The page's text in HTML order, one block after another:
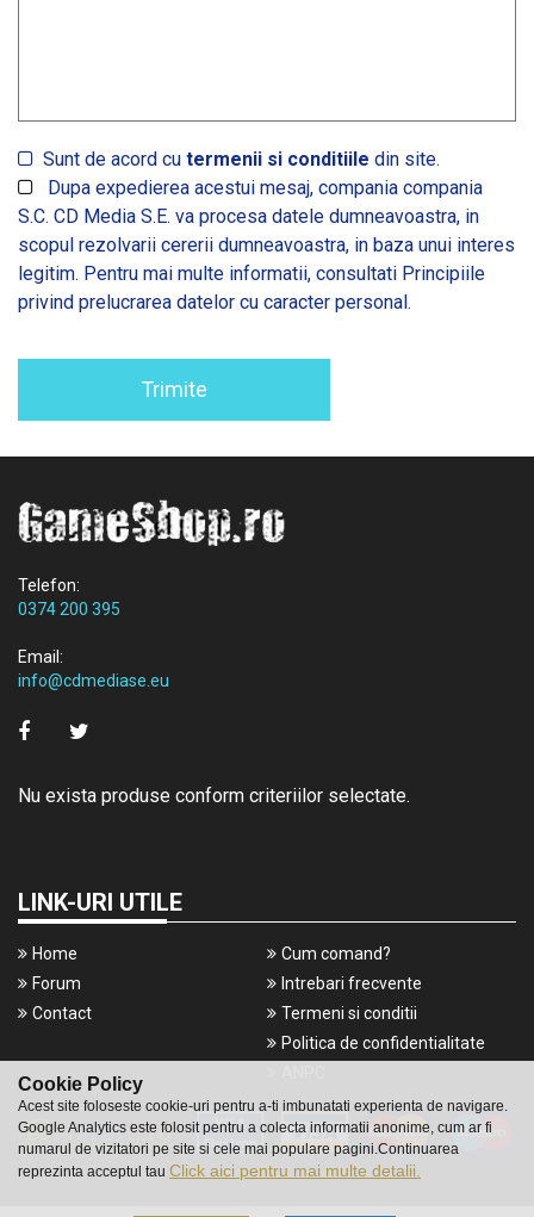
Cookie Policy
Acest site foloseste cookie-uri pentru a-ti imbunatati experienta de navigare.
Google Analytics este folosit pentru a colecta informatii anonime, cum ar fi
numarul de vizitatori pe site si cele mai populare pagini.Continuarea
reprezinta acceptul tau Click aici pentru mai multe detalii.
Sunt de acord cu termenii si conditiile din site.
Dupa expedierea acestui mesaj, compania compania
S.C. CD Media S.E. va procesa datele dumneavoastra, in
scopul rezolvarii cererii dumneavoastra, in baza unui interes
legitim. Pentru mai multe informatii, consultati Principiile
privind prelucrarea datelor cu caracter personal.
Trimite
Telefon:
0374 200 395
Email:
info@cdmediase.eu
Nu exista produse conform criteriilor selectate.
LINK-URI UTILE
Home
Forum
Contact
Cum comand?
Intrebari frecvente
Termeni si conditii
Politica de confidentialitate